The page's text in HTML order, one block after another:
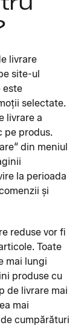
livrare
site-ul
este
selectate.
livrare a
pe produs.
din meniul
la perioada
și
reduse vor fi
Toate
mai lungi
produse cu
de livrare mai
mai
cumpărături